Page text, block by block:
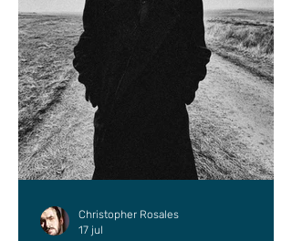
Christopher Rosales
17 jul